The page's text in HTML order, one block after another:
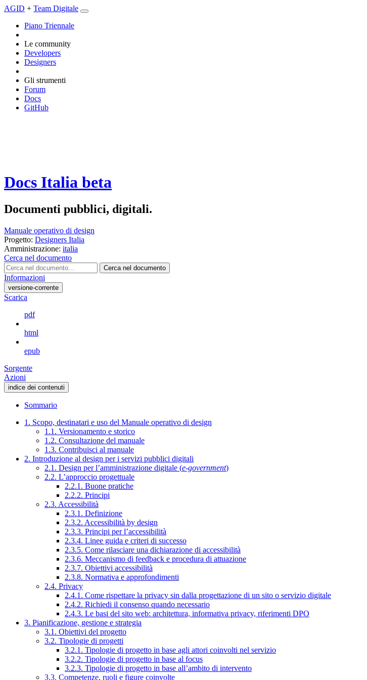
AGID + Team Digitale
Piano Triennale
Le community
Developers
Designers
Gli strumenti
Forum
Docs
GitHub
Docs Italia beta
Documenti pubblici, digitali.
Manuale operativo di design
Progetto: Designers Italia
Amministrazione: italia
Cerca nel documento
Cerca nel documento
Informazioni
versione-corrente
Scarica
pdf
html
epub
Sorgente
Azioni
indice dei contenuti
Sommario
1. Scopo, destinatari e uso del Manuale operativo di design
1.1. Versionamento e storico
1.2. Consultazione del manuale
1.3. Contribuisci al manuale
2. Introduzione al design per i servizi pubblici digitali
2.1. Design per l’amministrazione digitale (e-government)
2.2. L’approccio progettuale
2.2.1. Buone pratiche
2.2.2. Principi
2.3. Accessibilità
2.3.1. Definizione
2.3.2. Accessibilità by design
2.3.3. Principi per l’accessibilità
2.3.4. Linee guida e criteri di successo
2.3.5. Come rilasciare una dichiarazione di accessibilità
2.3.6. Meccanismo di feedback e procedura di attuazione
2.3.7. Obiettivi accessibilità
2.3.8. Normativa e approfondimenti
2.4. Privacy
2.4.1. Come rispettare la privacy sin dalla progettazione di un sito o servizio digitale
2.4.2. Richiedi il consenso quando necessario
2.4.3. Le basi del sito web: architettura, informativa privacy, riferimenti DPO
3. Pianificazione, gestione e strategia
3.1. Obiettivi del progetto
3.2. Tipologie di progetti
3.2.1. Tipologie di progetto in base agli attori coinvolti nel servizio
3.2.2. Tipologie di progetto in base al focus
3.2.3. Tipologie di progetto in base all’ambito di intervento
3.3. Competenze, ruoli e figure coinvolte